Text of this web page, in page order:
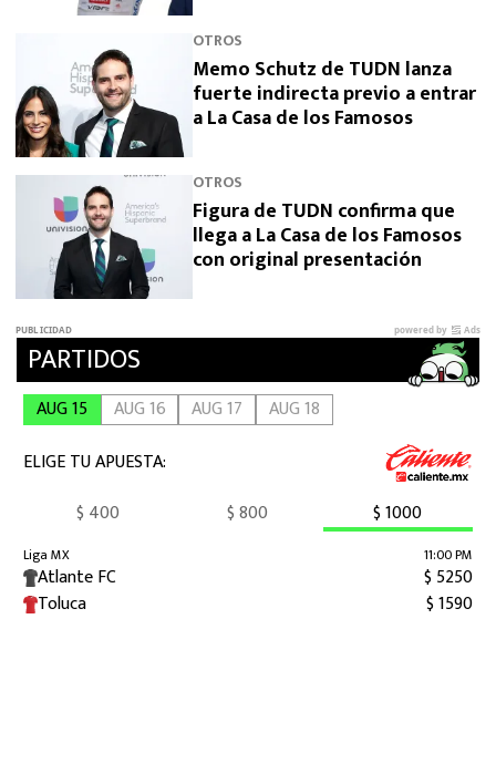
OTROS
Memo Schutz de TUDN lanza
fuerte indirecta previo a entrar
a La Casa de los Famosos
OTROS
Figura de TUDN confirma que
llega a La Casa de los Famosos
con original presentación